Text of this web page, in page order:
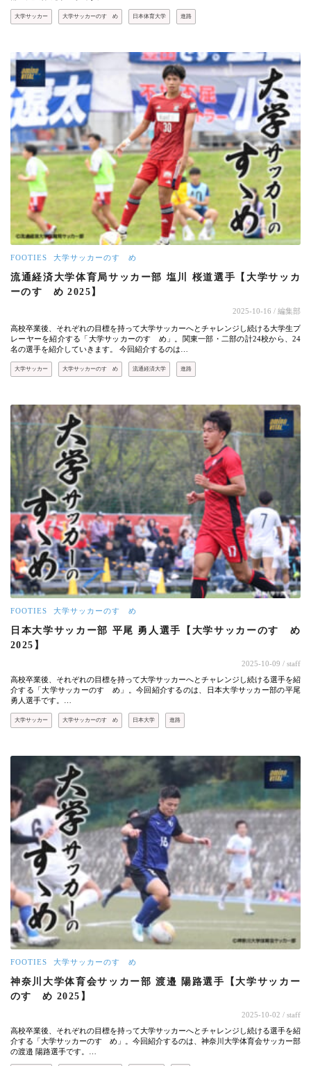
大学サッカー 大学サッカーのすゝめ 日本体育大学 進路
FOOTIES 大学サッカーのすゝめ
流通経済大学体育局サッカー部 塩川 桜道選手【大学サッカ
ーのすゝめ 2025】
2025-10-16 / 編集部
高校卒業後、それぞれの目標を持って大学サッカーへとチャレンジし続ける大学生プ
レーヤーを紹介する「大学サッカーのすゝめ」。関東一部・二部の計24校から、24
名の選手を紹介していきます。 今回紹介するのは…
大学サッカー 大学サッカーのすゝめ 流通経済大学 進路
FOOTIES 大学サッカーのすゝめ
日本大学サッカー部 平尾 勇人選手【大学サッカーのすゝめ
2025】
2025-10-09 / staff
高校卒業後、それぞれの目標を持って大学サッカーへとチャレンジし続ける選手を紹
介する「大学サッカーのすゝめ」。今回紹介するのは、日本大学サッカー部の平尾
勇人選手です。…
大学サッカー 大学サッカーのすゝめ 日本大学 進路
FOOTIES 大学サッカーのすゝめ
神奈川大学体育会サッカー部 渡邉 陽路選手【大学サッカー
のすゝめ 2025】
2025-10-02 / staff
高校卒業後、それぞれの目標を持って大学サッカーへとチャレンジし続ける選手を紹
介する「大学サッカーのすゝめ」。今回紹介するのは、神奈川大学体育会サッカー部
の渡邉 陽路選手です。…